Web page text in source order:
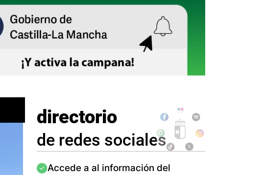
directorio
de redes sociales
Imagen
Accede a al información del